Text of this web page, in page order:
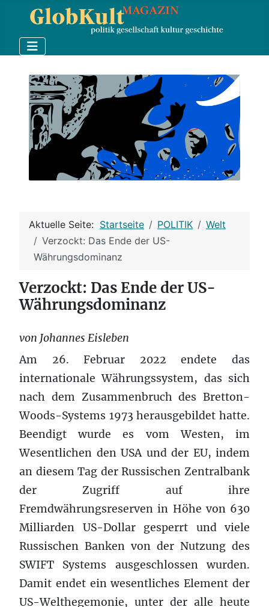
Aktuelle Seite: Startseite POLITIK
Welt
Verzockt: Das Ende der US-
Währungsdominanz
Verzockt: Das Ende der US-
Währungsdominanz
von Johannes Eisleben
Am 26. Februar 2022 endete das
internationale Währungssystem, das sich
nach dem Zusammenbruch des Bretton-
Woods-Systems 1973 herausgebildet hatte.
Beendigt wurde es vom Westen, im
Wesentlichen den USA und der EU, indem
an diesem Tag der Russischen Zentralbank
der Zugriff auf ihre
Fremdwährungsreserven in Höhe von 630
Milliarden US-Dollar gesperrt und viele
Russischen Banken von der Nutzung des
SWIFT Systems ausgeschlossen wurden.
Damit endet ein wesentliches Element der
US-Welthegemonie, unter der alle heute